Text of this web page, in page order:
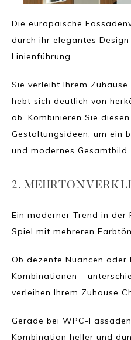
Die europäische
durch ihr elegantes
Linienführung.
Sie verleiht Ihrem
hebt sich deutlich von
ab. Kombinieren Sie
Gestaltungsideen, um ein
und modernes Gesamtbild
2.
Ein moderner Trend in
Spiel mit mehreren
Ob dezente Nuancen oder
Kombinationen –
verleihen Ihrem Zuhause
Gerade bei WPC-
Kombination heller und